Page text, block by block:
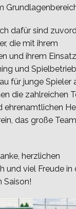
dafür sind
die mit ihrem
und ihrem
und
für junge Spieler
die zahlreichen
ehrenamtlichen
das große
herzlichen
und viel Freude in
Saison!